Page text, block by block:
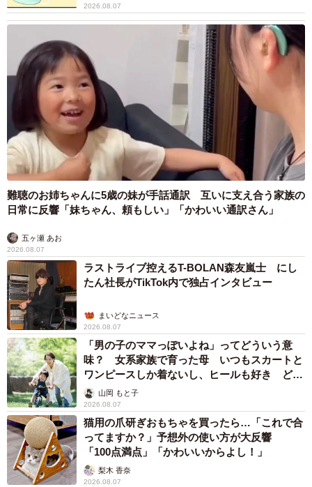
2026.08.07
難聴のお姉ちゃんに5歳の妹が手話通訳 互いに支え合う家族の
日常に反響「妹ちゃん、頼もしい」「かわいい通訳さん」
五ヶ瀬 あお
2026.08.07
ラストライブ控えるT-BOLAN森友嵐士 にし
たん社長がTikTok内で独占インタビュー
まいどなニュース
2026.08.07
「男の子のママっぽいよね」ってどういう意
味？ 女系家族で育った母 いつもスカートと
ワンピースしか着ないし、ヒールも好き どの
へんが…
山岡 もと子
2026.08.07
猫用の爪研ぎおもちゃを買ったら…「これで合
ってますか？」予想外の使い方が大反響
「100点満点」「かわいいからよし！」
梨木 香奈
2026.08.07